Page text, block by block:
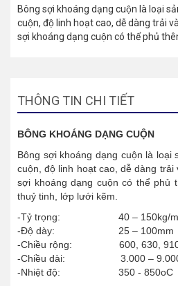
Bông sợi khoáng dạng cuộn là loại
cuộn, độ linh hoạt cao, dễ dàng trải
sợi khoáng dạng cuộn có thể phủ
THÔNG TIN CHI TIẾT
BÔNG KHOÁNG DẠNG CUỘN
Bông sợi khoáng dạng cuộn là loại
cuộn, độ linh hoạt cao, dễ dàng trải
sợi khoáng dạng cuộn có thể phủ
thuỷ tinh, lớp lưới kẽm.
-Tỷ trọng: 40 – 150kg/
-Độ dày: 25 – 100mm
-Chiều rộng: 600, 630,
-Chiều dài: 3.000 –
-Nhiệt độ: 350 - 850oC